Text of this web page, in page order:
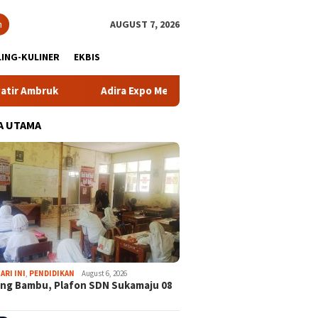
AUGUST 7, 2026
KULINER EKBIS
Adira Expo Merdeka Tawarkan Bunga 1,76 Persen
UTAMA
INI PENDIDIKAN August 6, 2026
Bambu, Plafon SDN Sukamaju 08